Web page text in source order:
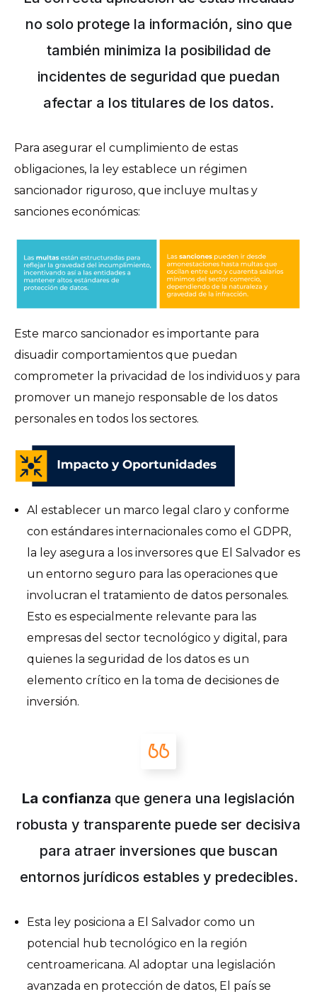
no solo protege la información, sino que
también minimiza la posibilidad de
incidentes de seguridad que puedan
afectar a los titulares de los datos.
Para asegurar el cumplimiento de estas
obligaciones, la ley establece un régimen
sancionador riguroso, que incluye multas y
sanciones económicas:
Este marco sancionador es importante para
disuadir comportamientos que puedan
comprometer la privacidad de los individuos y para
promover un manejo responsable de los datos
personales en todos los sectores.
Al establecer un marco legal claro y conforme
con estándares internacionales como el GDPR,
la ley asegura a los inversores que El Salvador es
un entorno seguro para las operaciones que
involucran el tratamiento de datos personales.
Esto es especialmente relevante para las
empresas del sector tecnológico y digital, para
quienes la seguridad de los datos es un
elemento crítico en la toma de decisiones de
inversión.
La confianza que genera una legislación
robusta y transparente puede ser decisiva
para atraer inversiones que buscan
entornos jurídicos estables y predecibles.
Esta ley posiciona a El Salvador como un
potencial hub tecnológico en la región
centroamericana. Al adoptar una legislación
avanzada en protección de datos, El país se